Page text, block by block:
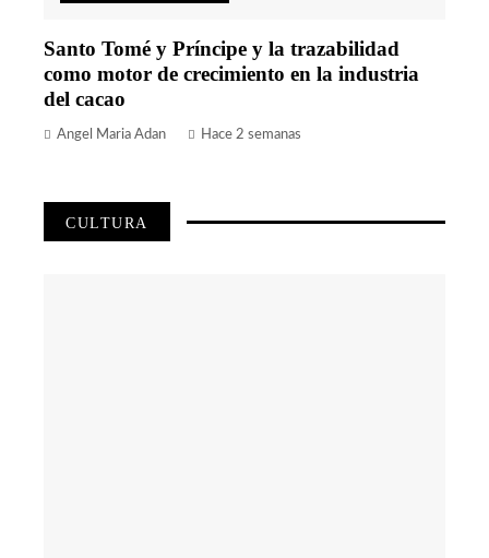
Santo Tomé y Príncipe y la trazabilidad
como motor de crecimiento en la industria
del cacao
Angel Maria Adan Hace 2 semanas
CULTURA